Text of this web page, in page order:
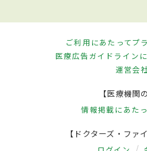
ご利用にあたってプ
医療広告ガイドライン
運営会
【医療機関
情報掲載にあた
【ドクターズ・ファ